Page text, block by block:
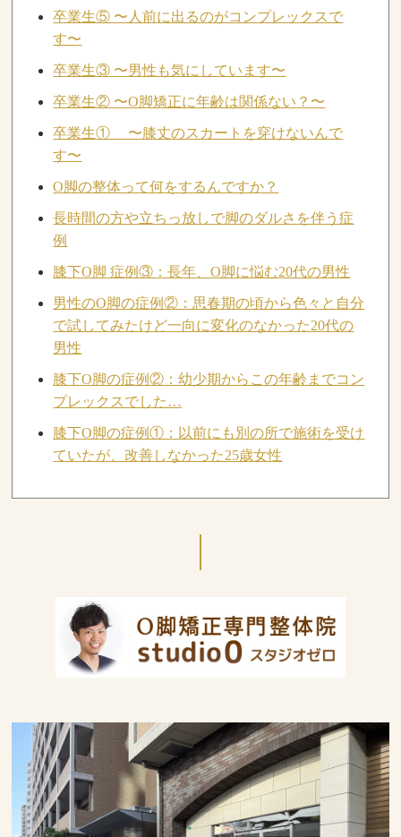
卒業生⑤ 〜人前に出るのがコンプレックスで
す〜
卒業生③ 〜男性も気にしています〜
卒業生② 〜O脚矯正に年齢は関係ない？〜
卒業生① 〜膝丈のスカートを穿けないんで
す〜
O脚の整体って何をするんですか？
長時間の方や立ちっ放しで脚のダルさを伴う症
例
膝下O脚 症例③：長年、O脚に悩む20代の男性
男性のO脚の症例②：思春期の頃から色々と自分
で試してみたけど一向に変化のなかった20代の
男性
膝下O脚の症例②：幼少期からこの年齢までコン
プレックスでした…
膝下O脚の症例①：以前にも別の所で施術を受け
ていたが、改善しなかった25歳女性